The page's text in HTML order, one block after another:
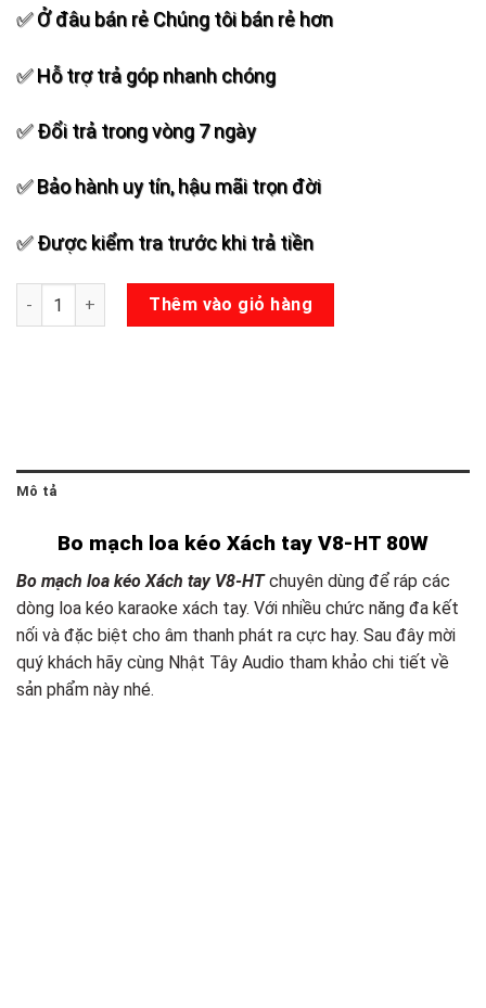
✅ Ở đâu bán rẻ Chúng tôi bán rẻ hơn
✅ Hỗ trợ trả góp nhanh chóng
✅ Đổi trả trong vòng 7 ngày
✅ Bảo hành uy tín, hậu mãi trọn đời
✅ Được kiểm tra trước khi trả tiền
Bo mạch loa kéo Xách tay V8-HT (Sắt) số lượng
Thêm vào giỏ hàng
Mô tả
Bo mạch loa kéo Xách tay V8-HT 80W
Bo mạch loa kéo Xách tay V8-HTchuyên dùng để ráp các
dòng loa kéo karaoke xách tay. Với nhiều chức năng đa kết
nối và đặc biệt cho âm thanh phát ra cực hay. Sau đây mời
quý khách hãy cùng Nhật Tây Audio tham khảo chi tiết về
sản phẩm này nhé.